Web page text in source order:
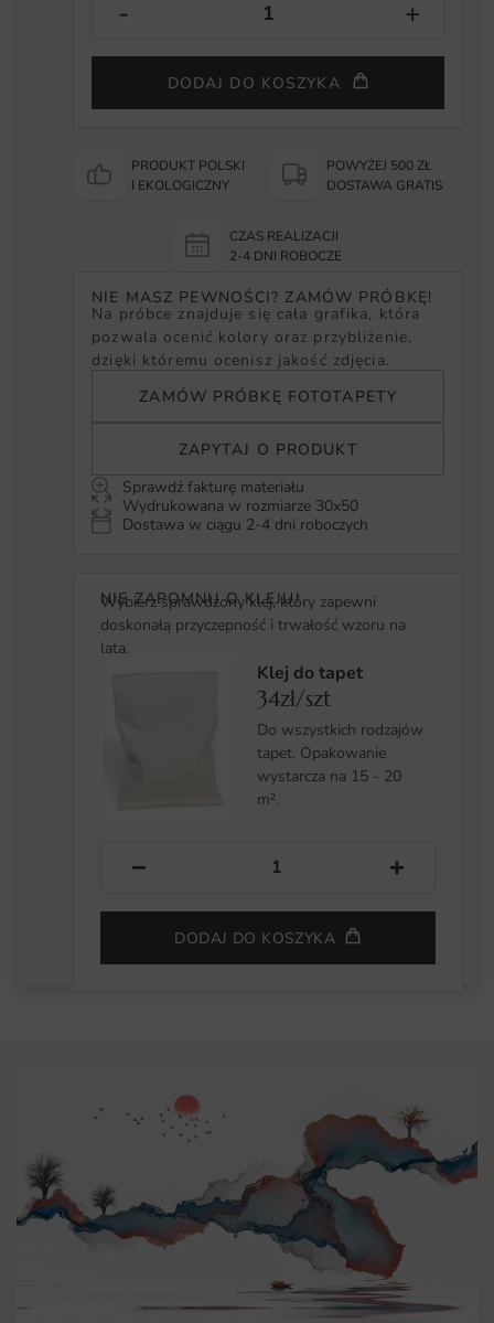
DODAJ DO KOSZYKA
PRODUKT POLSKI
I EKOLOGICZNY
POWYŻEJ 500 ZŁ
DOSTAWA GRATIS
CZAS REALIZACJI
2-4 DNI ROBOCZE
NIE MASZ PEWNOŚCI? ZAMÓW PRÓBKĘ!
Na próbce znajduje się cała grafika, która
pozwala ocenić kolory oraz przybliżenie,
dzięki któremu ocenisz jakość zdjęcia.
ZAMÓW PRÓBKĘ FOTOTAPETY
ZAPYTAJ O PRODUKT
Sprawdź fakturę materiału
Wydrukowana w rozmiarze 30x50
Dostawa w ciągu 2-4 dni roboczych
NIE ZAPOMNIJ O KLEJU!
Wybierz sprawdzony klej, który zapewni
doskonałą przyczepność i trwałość wzoru na
lata.
Klej do tapet
34zł/szt
Do wszystkich rodzajów
tapet. Opakowanie
wystarcza na 15 - 20
m².
− +
DODAJ DO KOSZYKA